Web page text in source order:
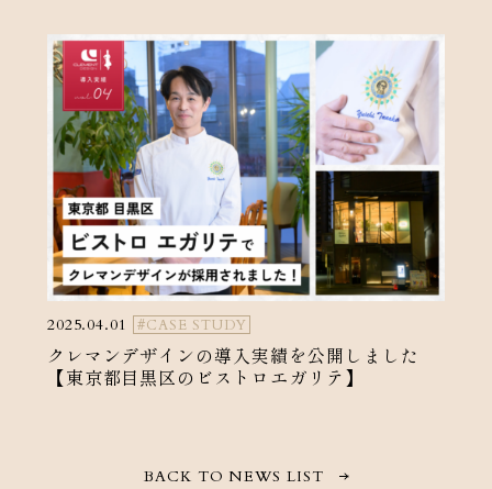
2025.04.01 #CASE STUDY
クレマンデザインの導入実績を公開しました
【東京都目黒区のビストロエガリテ】
BACK TO NEWS LIST